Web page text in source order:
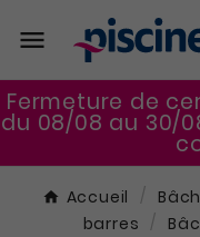

Fermeture de
du 08/08 au 30/
Accueil
barres